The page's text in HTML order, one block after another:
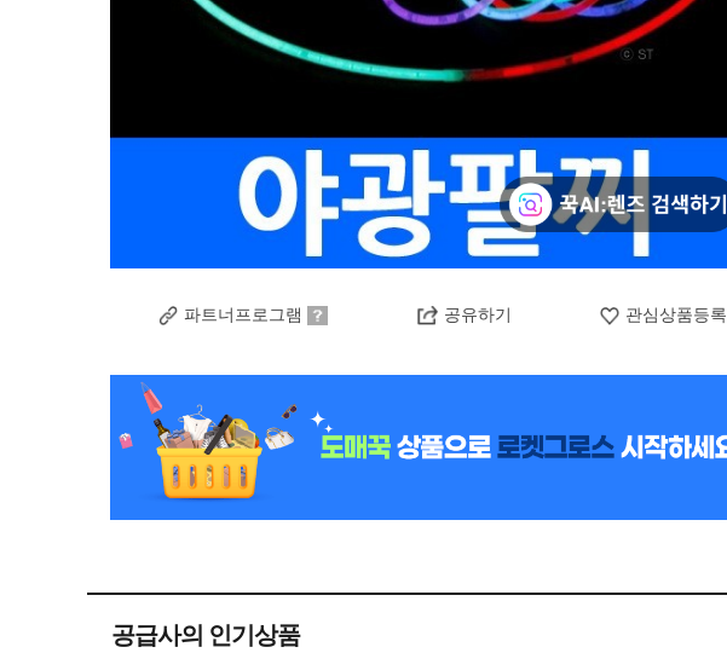
파트너프로그램 공유하기 관심상품등록
공급사의 인기상품